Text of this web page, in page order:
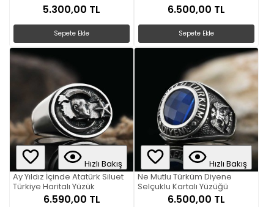
5.300,00 TL
Sepete Ekle
6.500,00 TL
Sepete Ekle
Hızlı Bakış
Ay Yıldız İçinde Atatürk Siluet
Türkiye Haritalı Yüzük
6.590,00 TL
Hızlı Bakış
Ne Mutlu Türküm Diyene
Selçuklu Kartalı Yüzüğü
6.500,00 TL